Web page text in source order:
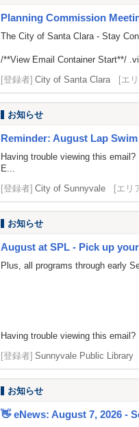
Planning Commission
The City of Santa Clara - Stay
/**View Email Container Start**/
[登録者] City of Santa Clara [エ
お知らせ
Reminder: August Lap
Having trouble viewing this
E...
[登録者] City of Sunnyvale [エリ
お知らせ
August at SPL - Pick up
Plus, all programs through early
Having trouble viewing this
[登録者] Sunnyvale Public Library
お知らせ
👋 eNews: August 7, 2026 -